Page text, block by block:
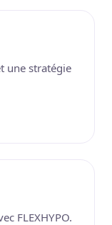
une stratégie
FLEXHYPO.